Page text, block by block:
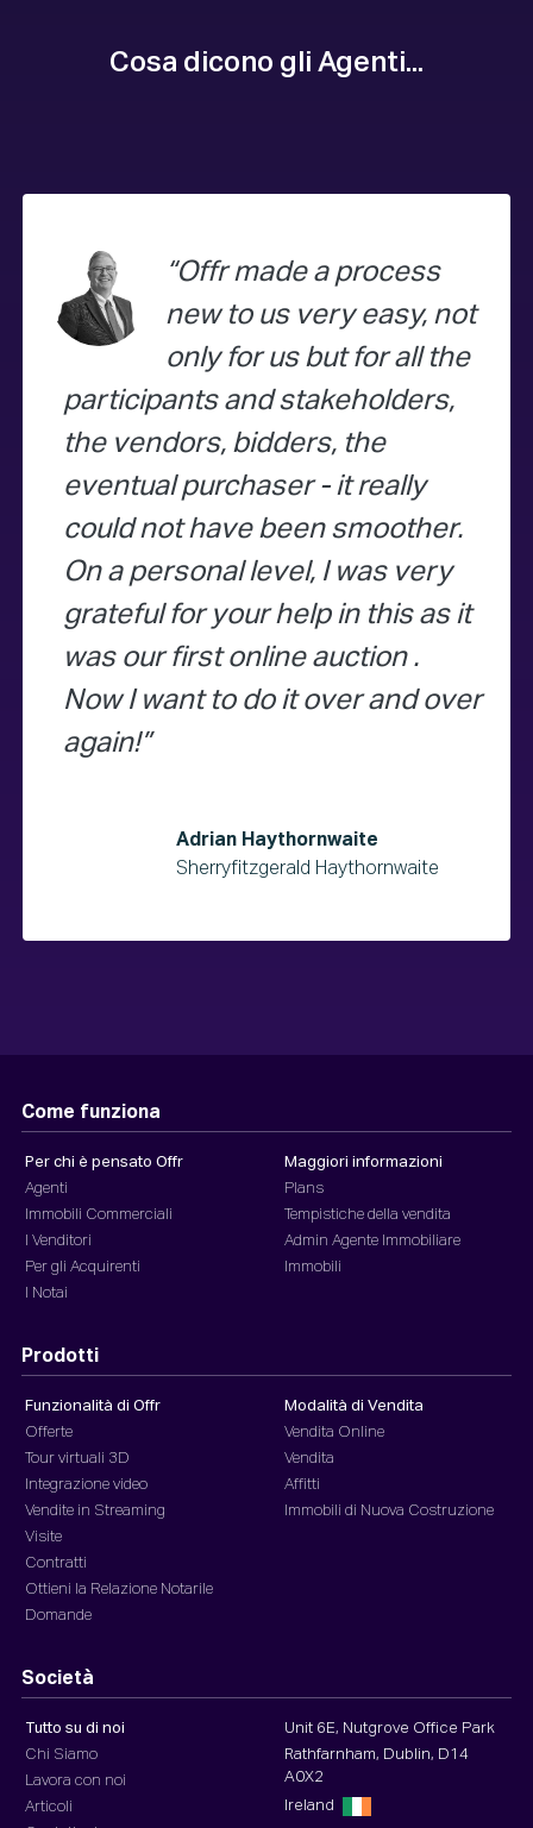
Cosa dicono gli Agenti...
Offr made a process
new to us very easy, not
only for us but for all the
participants and stakeholders,
the vendors, bidders, the
eventual purchaser - it really
could not have been smoother.
On a personal level, I was very
grateful for your help in this as it
was our first online auction .
Now I want to do it over and over
again!
Adrian Haythornwaite
Sherryfitzgerald Haythornwaite
Come funziona
Per chi è pensato Offr
Agenti
Immobili Commerciali
I Venditori
Per gli Acquirenti
I Notai
Maggiori informazioni
Plans
Tempistiche della vendita
Admin Agente Immobiliare
Immobili
Prodotti
Funzionalità di Offr
Offerte
Tour virtuali 3D
Integrazione video
Vendite in Streaming
Visite
Contratti
Ottieni la Relazione Notarile
Domande
Modalità di Vendita
Vendita Online
Vendita
Affitti
Immobili di Nuova Costruzione
Società
Tutto su di noi
Chi Siamo
Lavora con noi
Articoli
Unit 6E, Nutgrove Office Park
Rathfarnham, Dublin, D14
A0X2
Ireland